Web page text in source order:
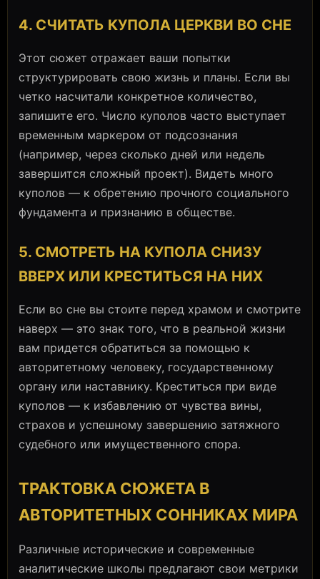
4. СЧИТАТЬ КУПОЛА ЦЕРКВИ ВО СНЕ
Этот сюжет отражает ваши попытки
структурировать свою жизнь и планы. Если вы
четко насчитали конкретное количество,
запишите его. Число куполов часто выступает
временным маркером от подсознания
(например, через сколько дней или недель
завершится сложный проект). Видеть много
куполов — к обретению прочного социального
фундамента и признанию в обществе.
5. СМОТРЕТЬ НА КУПОЛА СНИЗУ
ВВЕРХ ИЛИ КРЕСТИТЬСЯ НА НИХ
Если во сне вы стоите перед храмом и смотрите
наверх — это знак того, что в реальной жизни
вам придется обратиться за помощью к
авторитетному человеку, государственному
органу или наставнику. Креститься при виде
куполов — к избавлению от чувства вины,
страхов и успешному завершению затяжного
судебного или имущественного спора.
ТРАКТОВКА СЮЖЕТА В
АВТОРИТЕТНЫХ СОННИКАХ МИРА
Различные исторические и современные
аналитические школы предлагают свои метрики